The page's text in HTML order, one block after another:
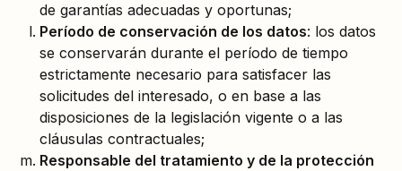
de garantías adecuadas y oportunas;
Período de conservación de los datos: los datos
se conservarán durante el período de tiempo
estrictamente necesario para satisfacer las
solicitudes del interesado, o en base a las
disposiciones de la legislación vigente o a las
cláusulas contractuales;
Responsable del tratamiento y de la protección